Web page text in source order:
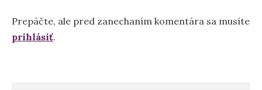
Prepáčte, ale pred zanechaním komentára sa musíte
prihlásiť.